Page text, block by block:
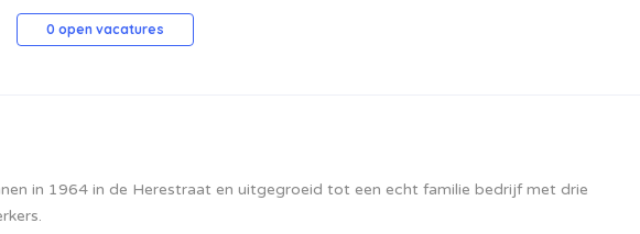
0 open vacatures
in 1964 in de Herestraat en uitgegroeid tot een echt familie bedrijf met drie